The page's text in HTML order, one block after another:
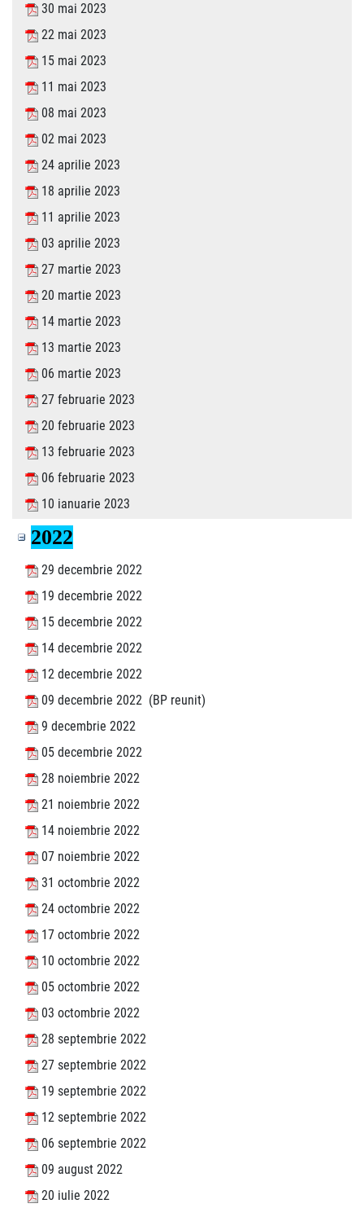
30 mai 2023
22 mai 2023
15 mai 2023
11 mai 2023
08 mai 2023
02 mai 2023
24 aprilie 2023
18 aprilie 2023
11 aprilie 2023
03 aprilie 2023
27 martie 2023
20 martie 2023
14 martie 2023
13 martie 2023
06 martie 2023
27 februarie 2023
20 februarie 2023
13 februarie 2023
06 februarie 2023
10 ianuarie 2023
2022
29 decembrie 2022
19 decembrie 2022
15 decembrie 2022
14 decembrie 2022
12 decembrie 2022
09 decembrie 2022 (BP reunit)
9 decembrie 2022
05 decembrie 2022
28 noiembrie 2022
21 noiembrie 2022
14 noiembrie 2022
07 noiembrie 2022
31 octombrie 2022
24 octombrie 2022
17 octombrie 2022
10 octombrie 2022
05 octombrie 2022
03 octombrie 2022
28 septembrie 2022
27 septembrie 2022
19 septembrie 2022
12 septembrie 2022
06 septembrie 2022
09 august 2022
20 iulie 2022